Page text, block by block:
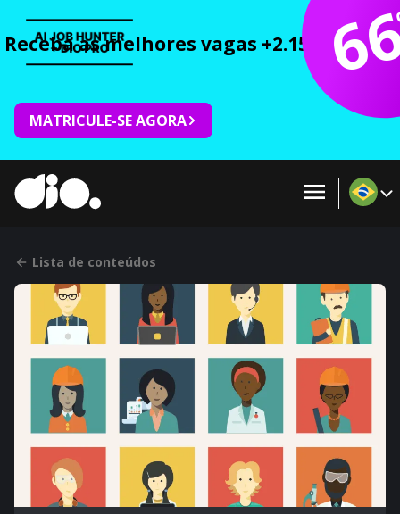
Receba as melhores vagas +2.150 cursos
MATRICULE-SE AGORA
Lista de conteúdos